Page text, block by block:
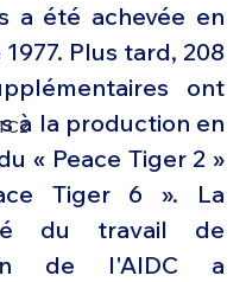
a été achevée en
Plus tard, 208
ont
à la production en
« Peace Tiger 2 »
Tiger 6 ». La
du travail de
de l'AIDC a